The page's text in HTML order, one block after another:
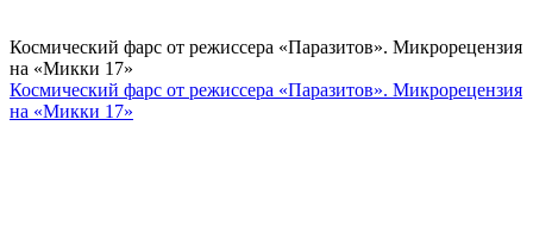
Космический фарс от режиссера «Паразитов». Микрорецензия
на «Микки 17»
Космический фарс от режиссера «Паразитов». Микрорецензия
на «Микки 17»